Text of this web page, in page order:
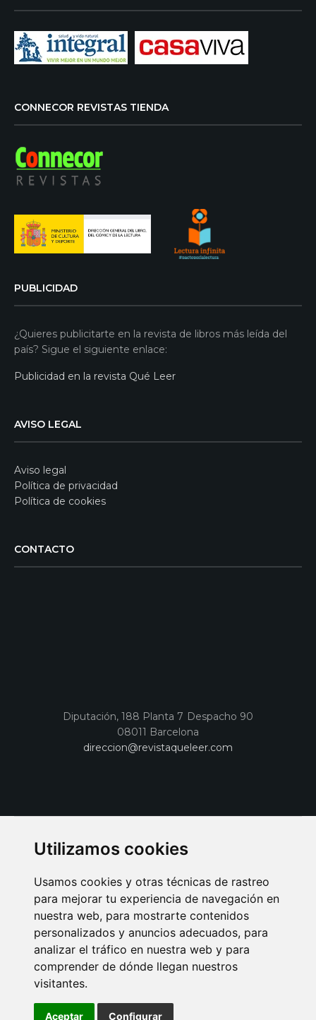
Utilizamos cookies
Usamos cookies y otras técnicas de rastreo
para mejorar tu experiencia de navegación en
nuestra web, para mostrarte contenidos
personalizados y anuncios adecuados, para
analizar el tráfico en nuestra web y para
comprender de dónde llegan nuestros
visitantes.
Aceptar Configurar
CONNECOR REVISTAS TIENDA
PUBLICIDAD
¿Quieres publicitarte en la revista de libros más leída del
país? Sigue el siguiente enlace:
Publicidad en la revista Qué Leer
AVISO LEGAL
Aviso legal
Política de privacidad
Política de cookies
CONTACTO
Diputación, 188 Planta 7 Despacho 90
08011 Barcelona
direccion@revistaqueleer.com
AVISO LEGAL POLITICA DE COOKIES
POLITICA DE PRIVACIDAD
PUBLICIDAD EN LA REVISTA QUÉ LEER
SORTEO-PREESTRENOS
SUSCRIPCIONES
Connecor Revistas